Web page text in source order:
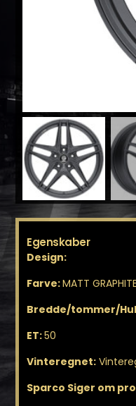
Egenskaber
Design:
Farve:MATT GRAPHITE
Bredde/tommer/
ET:50
Vinteregnet:
Sparco Siger om